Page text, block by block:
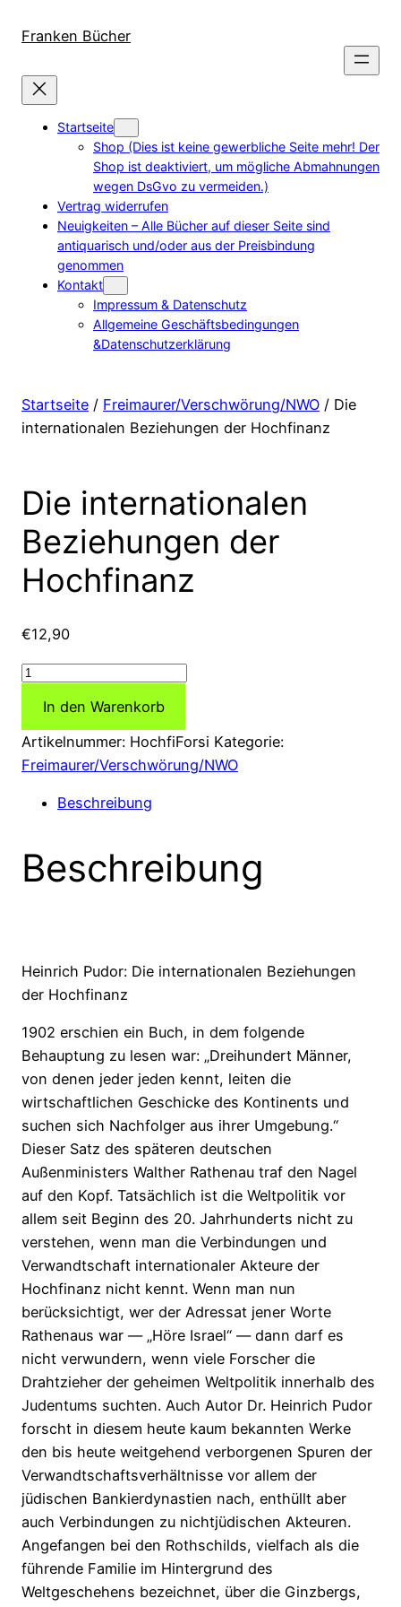
zum
wechseln
Franken Bücher
Startseite
Shop (Dies ist keine gewerbliche Seite mehr! Der
Shop ist deaktiviert, um mögliche Abmahnungen
wegen DsGvo zu vermeiden.)
Vertrag widerrufen
Neuigkeiten – Alle Bücher auf dieser Seite sind
antiquarisch und/oder aus der Preisbindung
genommen
Kontakt
Impressum & Datenschutz
Allgemeine Geschäftsbedingungen
&Datenschutzerklärung
Startseite / Freimaurer/Verschwörung/NWO / Die
internationalen Beziehungen der Hochfinanz
Die internationalen
Beziehungen der
Hochfinanz
€12,90
Die
Beziehungen
der
Hochfinanz
In den Warenkorb
Artikelnummer: HochfiForsi Kategorie:
Freimaurer/Verschwörung/NWO
Beschreibung
Beschreibung
Heinrich Pudor: Die internationalen Beziehungen
der Hochfinanz
1902 erschien ein Buch, in dem folgende
Behauptung zu lesen war: „Dreihundert Männer,
von denen jeder jeden kennt, leiten die
wirtschaftlichen Geschicke des Kontinents und
suchen sich Nachfolger aus ihrer Umgebung.“
Dieser Satz des späteren deutschen
Außenministers Walther Rathenau traf den Nagel
auf den Kopf. Tatsächlich ist die Weltpolitik vor
allem seit Beginn des 20. Jahrhunderts nicht zu
verstehen, wenn man die Verbindungen und
Verwandtschaft internationaler Akteure der
Hochfinanz nicht kennt. Wenn man nun
berücksichtigt, wer der Adressat jener Worte
Rathenaus war — „Höre Israel“ — dann darf es
nicht verwundern, wenn viele Forscher die
Drahtzieher der geheimen Weltpolitik innerhalb des
Judentums suchten. Auch Autor Dr. Heinrich Pudor
forscht in diesem heute kaum bekannten Werke
den bis heute weitgehend verborgenen Spuren der
Verwandtschaftsverhältnisse vor allem der
jüdischen Bankierdynastien nach, enthüllt aber
auch Verbindungen zu nichtjüdischen Akteuren.
Angefangen bei den Rothschilds, vielfach als die
führende Familie im Hintergrund des
Weltgeschehens bezeichnet, über die Ginzbergs,